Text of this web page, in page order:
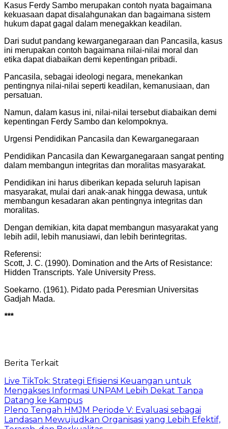
Kasus Ferdy Sambo merupakan contoh nyata bagaimana
kekuasaan dapat disalahgunakan dan bagaimana sistem
hukum dapat gagal dalam menegakkan keadilan.
Dari sudut pandang kewarganegaraan dan Pancasila, kasus
ini merupakan contoh bagaimana nilai-nilai moral dan
etika dapat diabaikan demi kepentingan pribadi.
Pancasila, sebagai ideologi negara, menekankan
pentingnya nilai-nilai seperti keadilan, kemanusiaan, dan
persatuan.
Namun, dalam kasus ini, nilai-nilai tersebut diabaikan demi
kepentingan Ferdy Sambo dan kelompoknya.
Urgensi Pendidikan Pancasila dan Kewarganegaraan
Pendidikan Pancasila dan Kewarganegaraan sangat penting
dalam membangun integritas dan moralitas masyarakat.
Pendidikan ini harus diberikan kepada seluruh lapisan
masyarakat, mulai dari anak-anak hingga dewasa, untuk
membangun kesadaran akan pentingnya integritas dan
moralitas.
Dengan demikian, kita dapat membangun masyarakat yang
lebih adil, lebih manusiawi, dan lebih berintegritas.
Referensi:
Scott, J. C. (1990). Domination and the Arts of Resistance:
Hidden Transcripts. Yale University Press.
Soekarno. (1961). Pidato pada Peresmian Universitas
Gadjah Mada.
***
Berita Terkait
Live TikTok: Strategi Efisiensi Keuangan untuk
Mengakses Informasi UNPAM Lebih Dekat Tanpa
Datang ke Kampus
Pleno Tengah HMJM Periode V: Evaluasi sebagai
Landasan Mewujudkan Organisasi yang Lebih Efektif,